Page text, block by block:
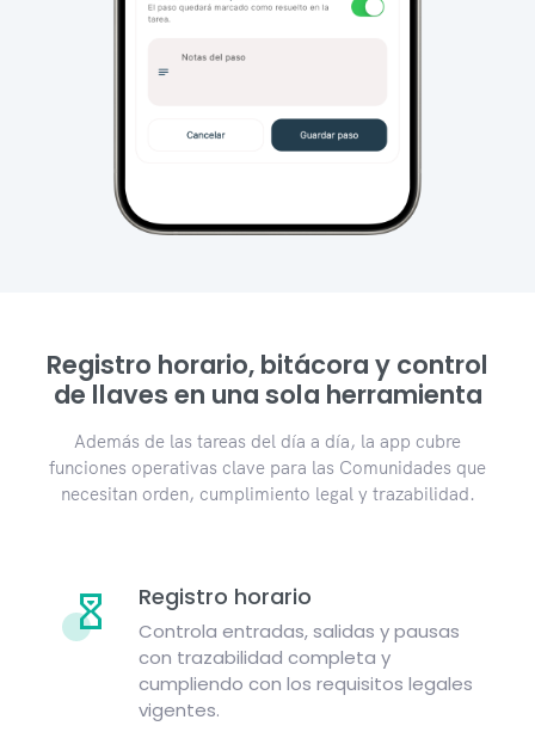
Registro horario, bitácora y control
de llaves en una sola herramienta
Además de las tareas del día a día, la app cubre
funciones operativas clave para las Comunidades que
necesitan orden, cumplimiento legal y trazabilidad.
Registro horario
Controla entradas, salidas y pausas
con trazabilidad completa y
cumpliendo con los requisitos legales
vigentes.